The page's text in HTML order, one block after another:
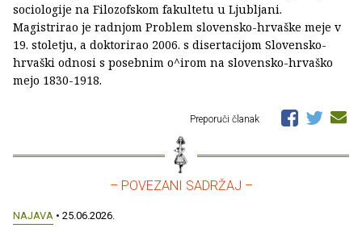
sociologije na Filozofskom fakultetu u Ljubljani.
Magistrirao je radnjom Problem slovensko-hrvaške meje v
19. stoletju, a doktorirao 2006. s disertacijom Slovensko-
hrvaški odnosi s posebnim o^irom na slovensko-hrvaško
mejo 1830-1918.
Preporuči članak
– POVEZANI SADRŽAJ –
NAJAVA • 25.06.2026.